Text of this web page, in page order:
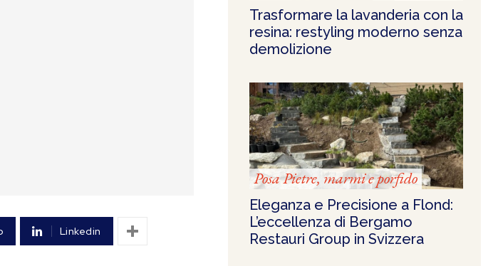
Linkedin
Trasformare la lavanderia con la
resina: restyling moderno senza
demolizione
Posa Pietre, marmi e porfido
Eleganza e Precisione a Flond:
L’eccellenza di Bergamo
Restauri Group in Svizzera